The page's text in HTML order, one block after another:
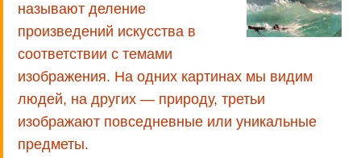
называют деление
произведений искусства в
соответствии с темами
изображения. На одних картинах мы видим
людей, на других — природу, третьи
изображают повседневные или уникальные
предметы.